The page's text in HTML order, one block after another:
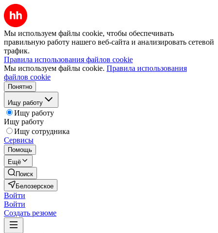
Мы используем файлы cookie, чтобы обеспечивать
правильную работу нашего веб-сайта и анализировать сетевой
трафик.
Правила использования файлов cookie
Мы используем файлы cookie. Правила использования
файлов cookie
Понятно
Ищу работу
Ищу работу
Ищу работу
Ищу сотрудника
Сервисы
Помощь
Ещё
Поиск
Белозерское
Войти
Войти
Создать резюме